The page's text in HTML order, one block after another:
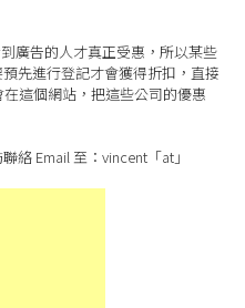
廣告的人才真正受惠，所以某些
先進行登記才會獲得折扣，直接
這個網站，把這些公司的優惠
絡 Email 至：vincent「at」